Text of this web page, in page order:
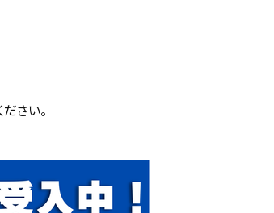
さい。